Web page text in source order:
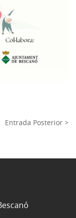
Entrada Posterior >